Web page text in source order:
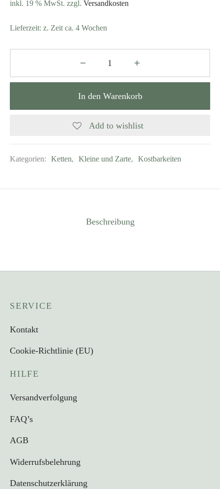
inkl. 19 % MwSt. zzgl. Versandkosten
Lieferzeit: z. Zeit ca. 4 Wochen
In den Warenkorb
Add to wishlist
Kategorien: Ketten, Kleine und Zarte, Kostbarkeiten
Beschreibung
SERVICE
Kontakt
Cookie-Richtlinie (EU)
HILFE
Versandverfolgung
FAQ’s
AGB
Widerrufsbelehrung
Datenschutzerklärung